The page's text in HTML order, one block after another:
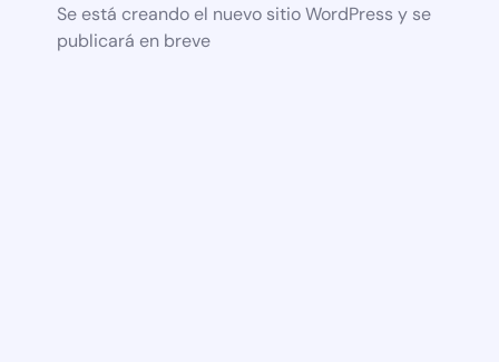
Se está creando el nuevo sitio WordPress y se
publicará en breve